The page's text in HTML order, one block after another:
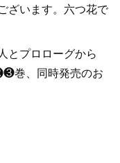
ざいます。六つ花で
とプロローグから
巻、同時発売のお